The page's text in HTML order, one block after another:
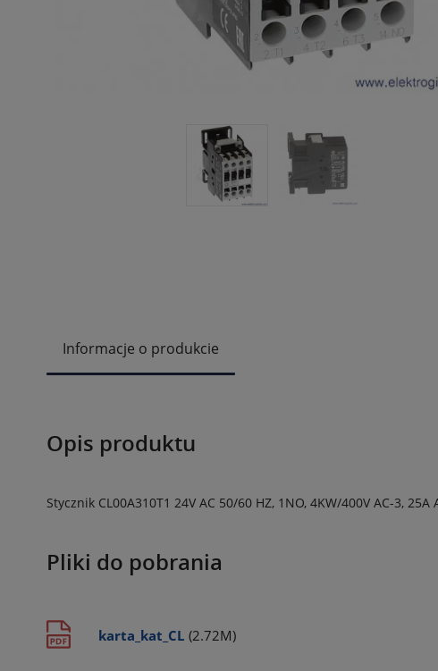
Informacje o produkcie
Opis produktu
Stycznik CL00A310T1 24V AC 50/60 HZ, 1NO, 4KW/400V AC-3, 25A
Pliki do pobrania
karta_kat_CL (2.72M)